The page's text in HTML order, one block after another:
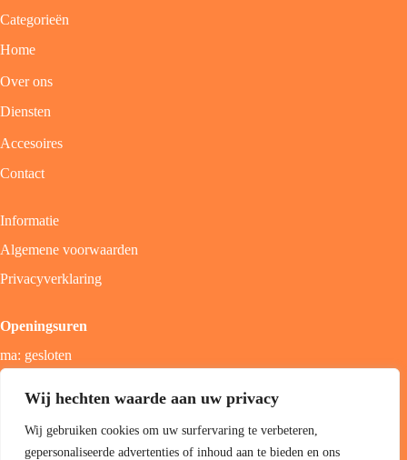
Wij hechten waarde aan uw privacy
Wij gebruiken cookies om uw surfervaring te verbeteren,
gepersonaliseerde advertenties of inhoud aan te bieden en ons
Categorieën
Home
Over ons
Diensten
Accesoires
Contact
Informatie
Algemene voorwaarden
Privacyverklaring
Openingsuren
ma: gesloten
zon; gesloten